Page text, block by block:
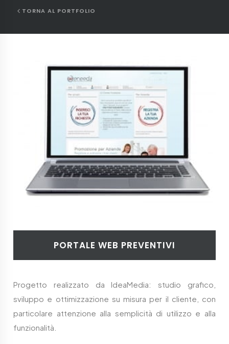
TORNA AL PORTFOLIO
PORTALE WEB PREVENTIVI
Progetto realizzato da IdeaMedia: studio grafico,
sviluppo e ottimizzazione su misura per il cliente, con
particolare attenzione alla semplicità di utilizzo e alla
funzionalità.